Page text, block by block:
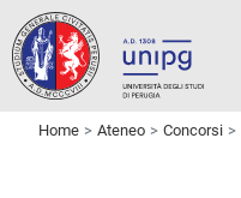
Home Ateneo Concorsi